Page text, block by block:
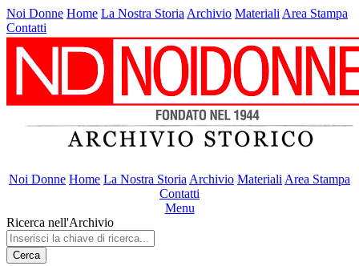
Noi Donne Home La Nostra Storia Archivio Materiali Area Stampa
Contatti
Noi Donne Home La Nostra Storia Archivio Materiali Area Stampa
Contatti
Menu
Ricerca nell'Archivio
Cerca